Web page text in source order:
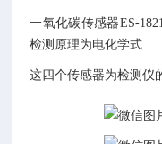
一氧化碳传感器ES-
检测原理为电化学式
这四个传感器为检测仪